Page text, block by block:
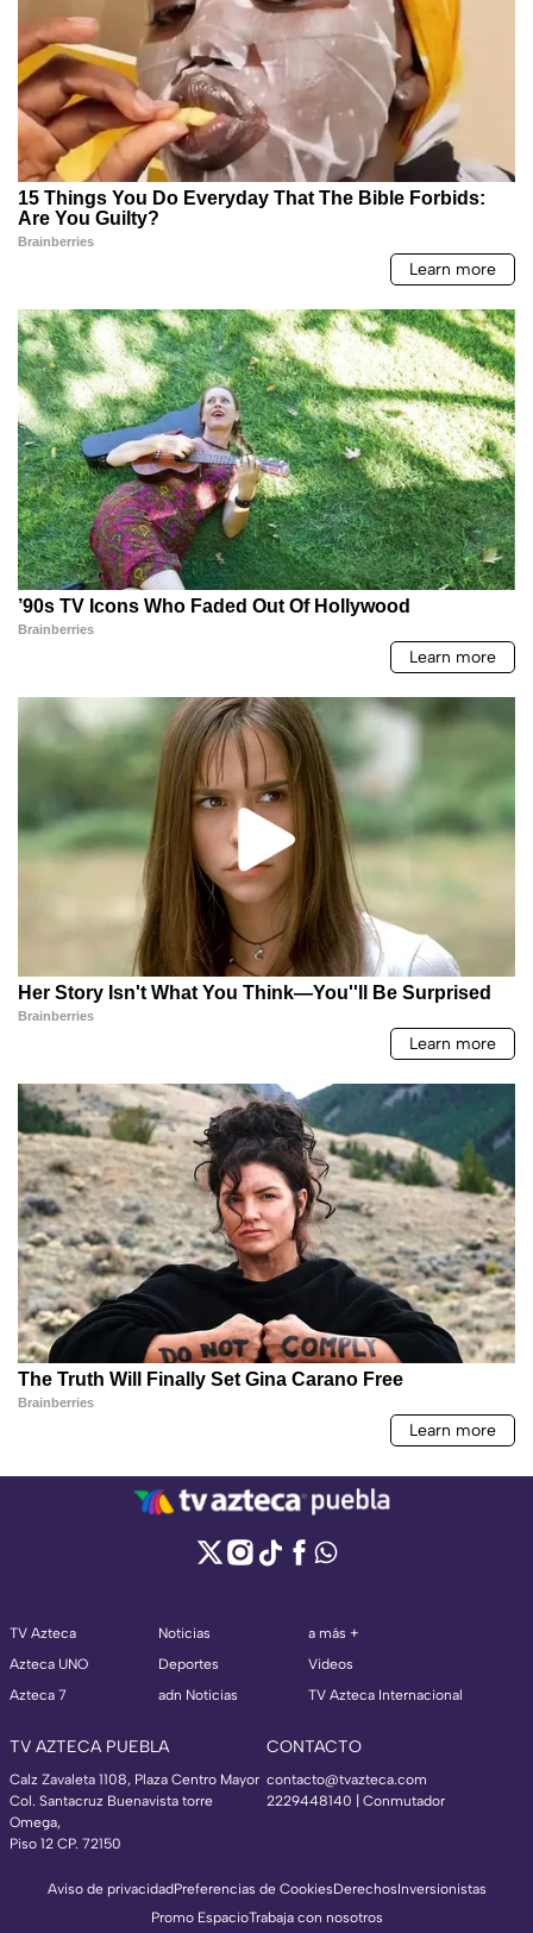
TV Azteca
Azteca UNO
Azteca 7
Noticias
Deportes
adn Noticias
a más +
Videos
TV Azteca Internacional
TV AZTECA PUEBLA
Calz Zavaleta 1108, Plaza Centro Mayor
Col. Santacruz Buenavista torre
Omega,
Piso 12 CP. 72150
CONTACTO
contacto@tvazteca.com
2229448140 | Conmutador
Aviso de privacidadPreferencias de CookiesDerechosInversionistas
Promo EspacioTrabaja con nosotros